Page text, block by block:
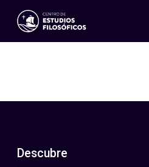
Eventos
ES
EN
Descubre